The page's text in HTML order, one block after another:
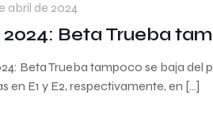
abril de 2024
2024: Beta Trueba
Beta Trueba tampoco se baja del
en E1 y E2, respectivamente, en […]